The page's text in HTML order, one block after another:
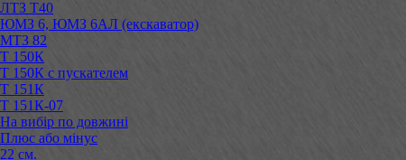
ЛТЗ Т40
ЮМЗ 6, ЮМЗ 6АЛ (екскаватор)
МТЗ 82
Т 150К
Т 150К с пускателем
Т 151К
Т 151К-07
На вибір по довжині
Плюс або мінус
22 см.